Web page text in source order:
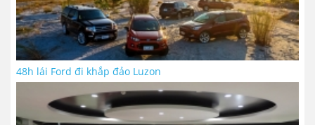
48h lái Ford đi khắp đảo Luzon